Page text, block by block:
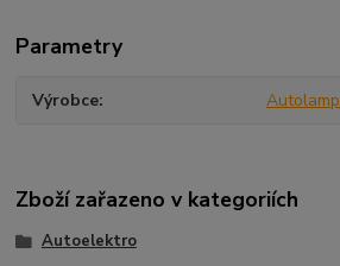
Parametry
Výrobce Autolamp
Zboží zařazeno v kategoriích
Autoelektro